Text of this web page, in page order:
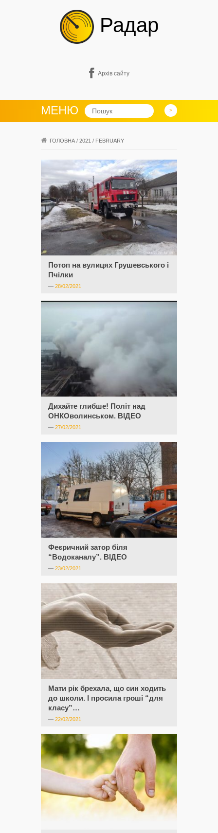
Радар
Архів сайту
МЕНЮ
ГОЛОВНА / 2021 / FEBRUARY
Потоп на вулицях Грушевського і
Пчілки
— 28/02/2021
Дихайте глибше! Політ над
ОНКОволинськом. ВІДЕО
— 27/02/2021
Феєричний затор біля
“Водоканалу”. ВІДЕО
— 23/02/2021
Мати рік брехала, що син ходить
до школи. І просила гроші “для
класу”…
— 22/02/2021